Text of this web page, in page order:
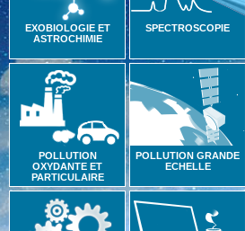
EXOBIOLOGIE ET
ASTROCHIMIE
SPECTROSCOPIE
POLLUTION
OXYDANTE ET
PARTICULAIRE
POLLUTION GRANDE
ECHELLE